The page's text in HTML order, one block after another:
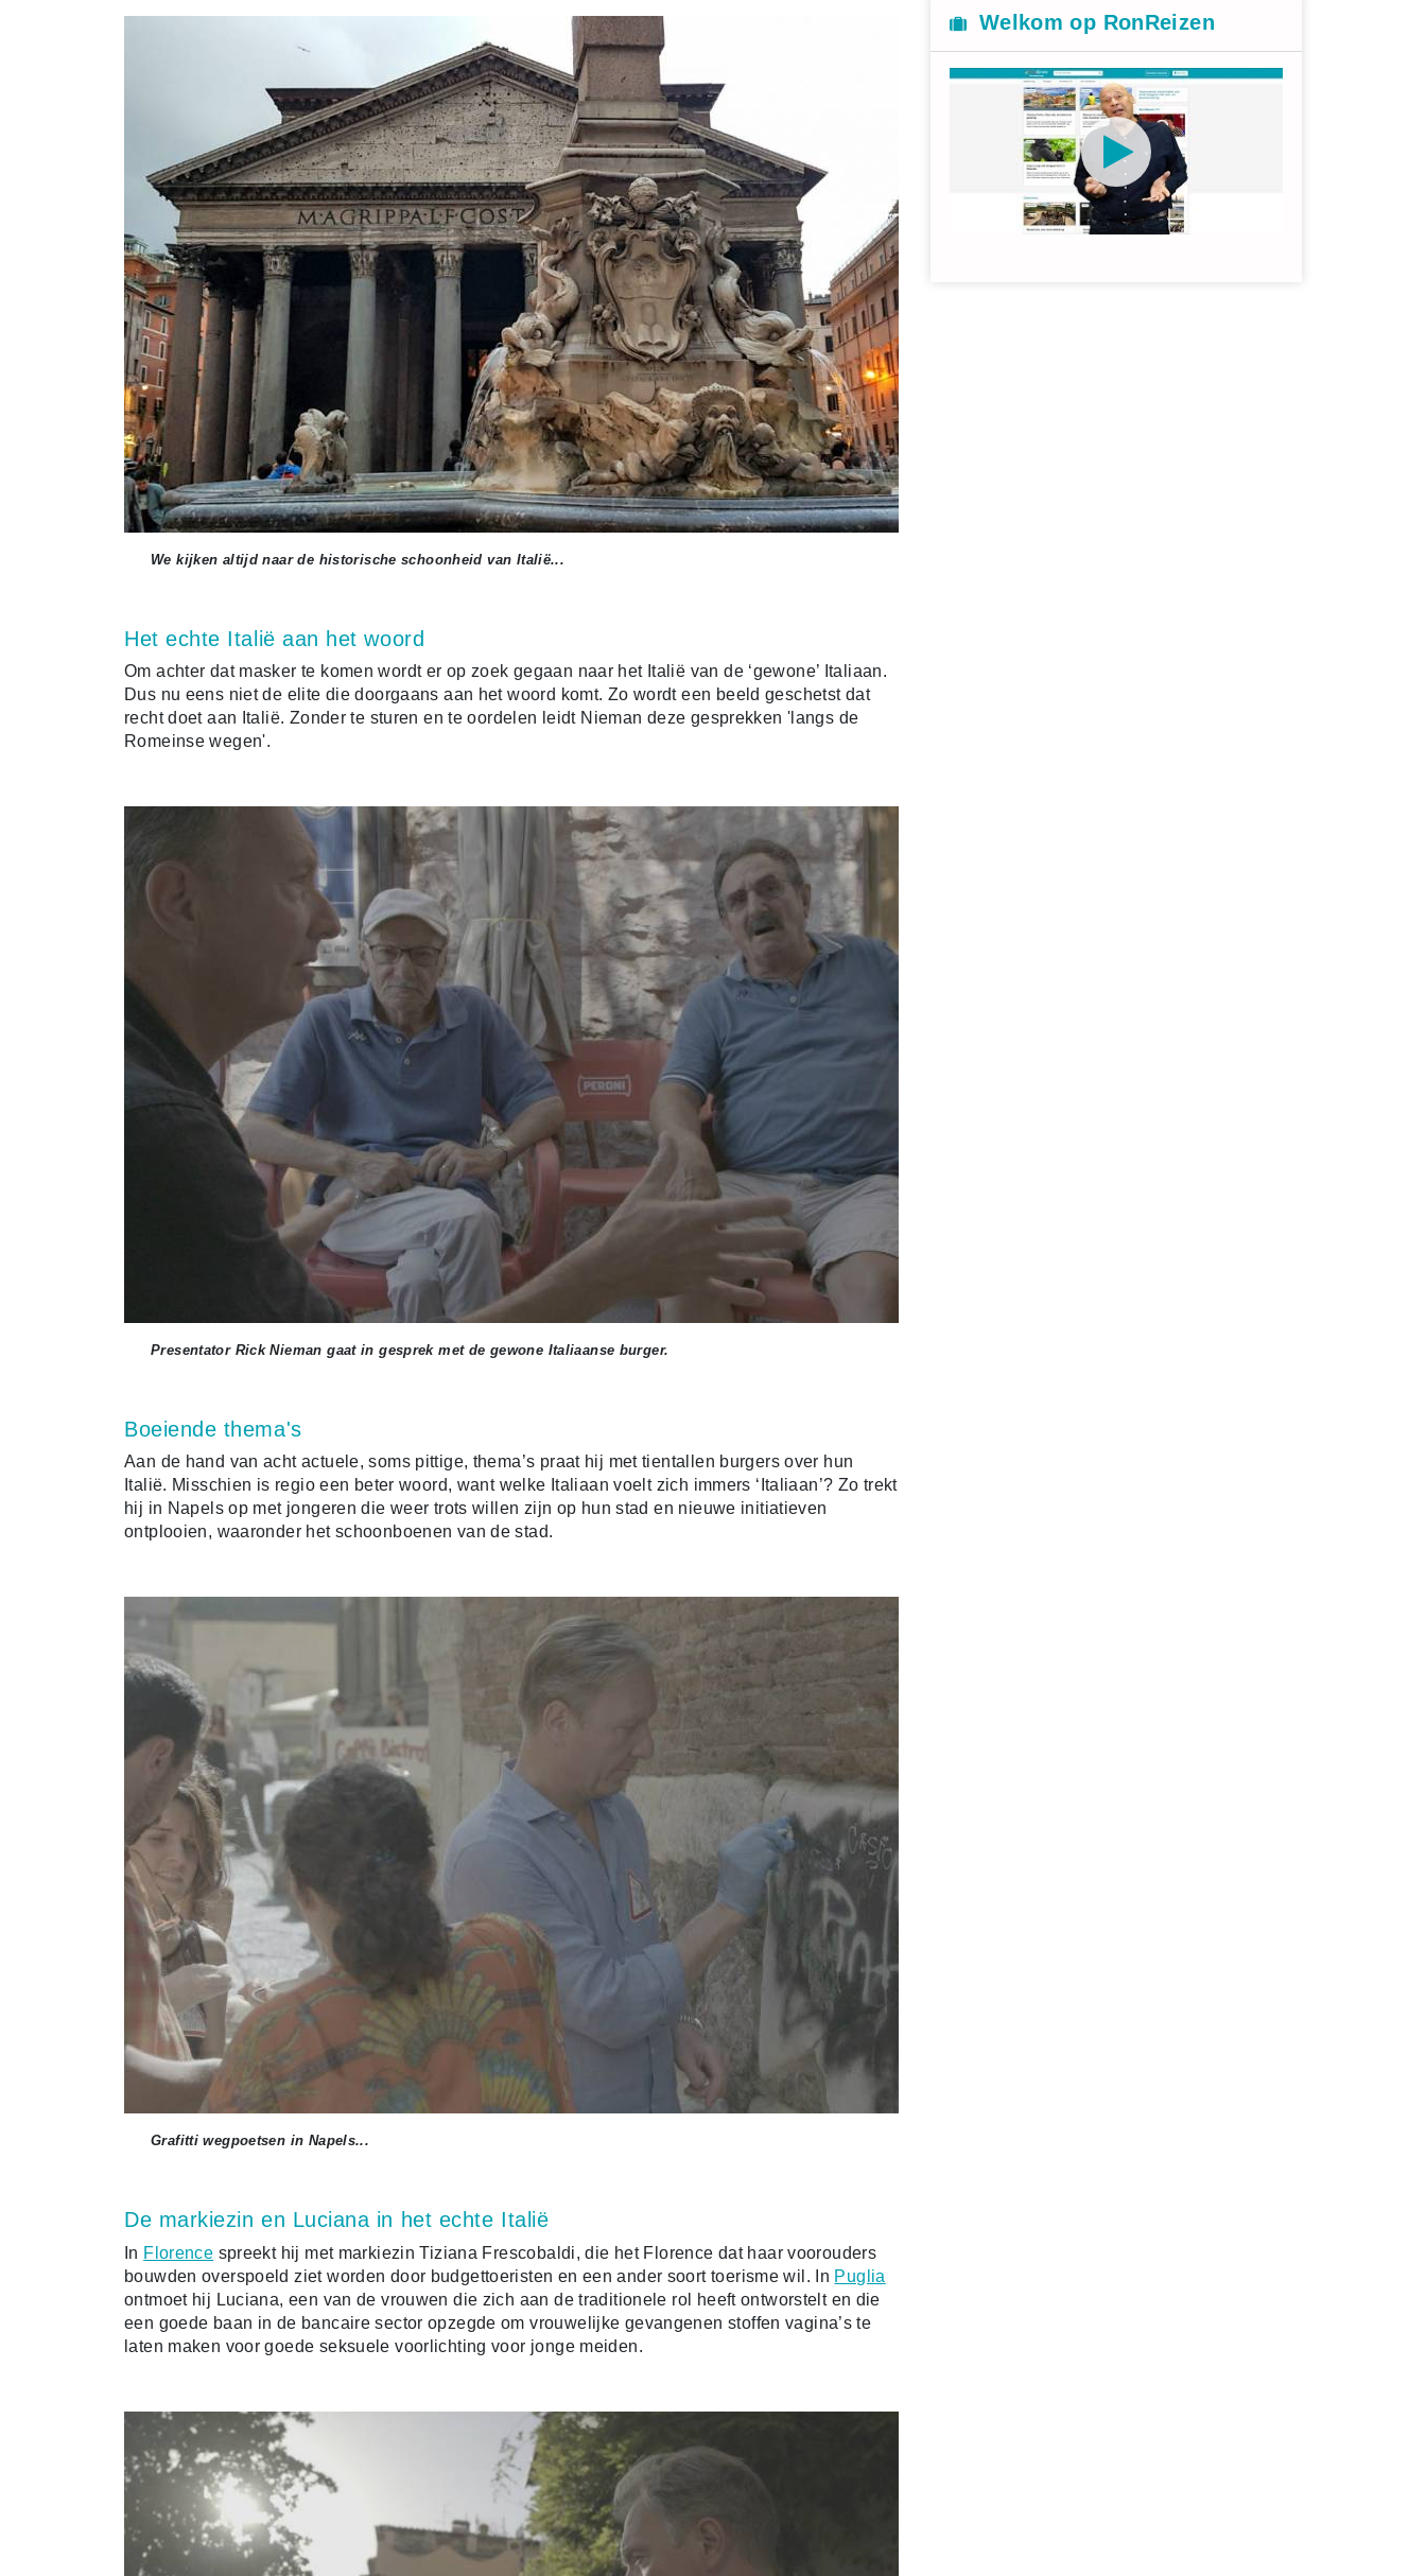
We kijken altijd naar de historische schoonheid van Italië...
Het echte Italië aan het woord
Om achter dat masker te komen wordt er op zoek gegaan naar het Italië van de ‘gewone’ Italiaan.
Dus nu eens niet de elite die doorgaans aan het woord komt. Zo wordt een beeld geschetst dat
recht doet aan Italië. Zonder te sturen en te oordelen leidt Nieman deze gesprekken 'langs de
Romeinse wegen'.
Presentator Rick Nieman gaat in gesprek met de gewone Italiaanse burger.
Boeiende thema's
Aan de hand van acht actuele, soms pittige, thema’s praat hij met tientallen burgers over hun
Italië. Misschien is regio een beter woord, want welke Italiaan voelt zich immers ‘Italiaan’? Zo trekt
hij in Napels op met jongeren die weer trots willen zijn op hun stad en nieuwe initiatieven
ontplooien, waaronder het schoonboenen van de stad.
Grafitti wegpoetsen in Napels...
De markiezin en Luciana in het echte Italië
In Florence spreekt hij met markiezin Tiziana Frescobaldi, die het Florence dat haar voorouders
bouwden overspoeld ziet worden door budgettoeristen en een ander soort toerisme wil. In Puglia
ontmoet hij Luciana, een van de vrouwen die zich aan de traditionele rol heeft ontworstelt en die
een goede baan in de bancaire sector opzegde om vrouwelijke gevangenen stoffen vagina’s te
laten maken voor goede seksuele voorlichting voor jonge meiden.
Welkom op RonReizen